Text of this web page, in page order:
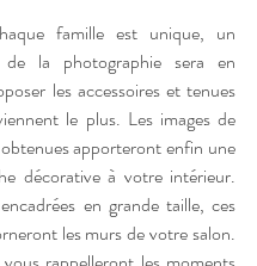
famille est unique, un
de la photographie sera en
les accessoires et tenues
le plus. Les images de
apporteront enfin une
décorative à votre intérieur.
en grande taille, ces
les murs de votre salon.